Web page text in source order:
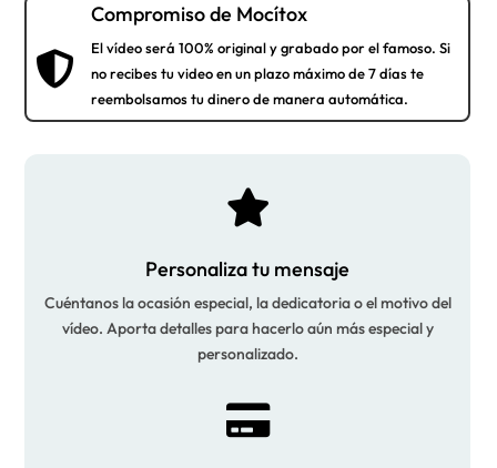

Compromiso de Mocítox
El vídeo será 100% original y grabado por el famoso. Si
no recibes tu video en un plazo máximo de 7 días te
reembolsamos tu dinero de manera automática.

Personaliza tu mensaje
Cuéntanos la ocasión especial, la dedicatoria o el motivo del
vídeo. Aporta detalles para hacerlo aún más especial y
personalizado.
